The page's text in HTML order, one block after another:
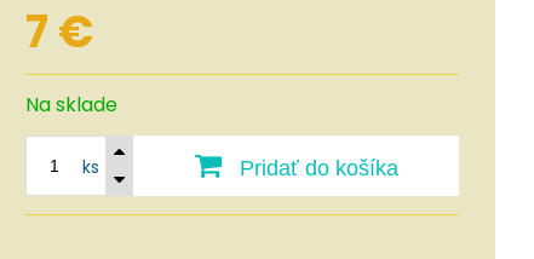
7€
Na sklade
ks Pridať do košíka